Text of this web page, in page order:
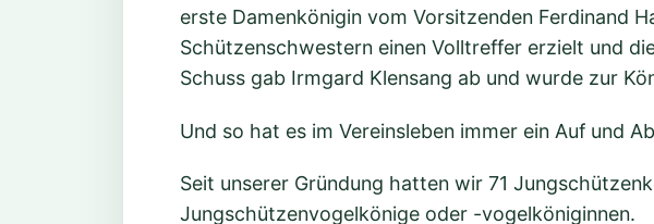
erste Damenkönigin vom Vorsitzenden Ferdinand
Schützenschwestern einen Volltreffer erzielt und
Schuss gab Irmgard Klensang ab und wurde zur
Und so hat es im Vereinsleben immer ein Auf und
Seit unserer Gründung hatten wir 71
Jungschützenvogelkönige oder -vogelköniginnen.